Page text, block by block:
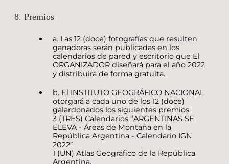
8. Premios
a. Las 12 (doce) fotografías que resulten
ganadoras serán publicadas en los
calendarios de pared y escritorio que El
ORGANIZADOR diseñará para el año 2022
y distribuirá de forma gratuita.
b. El INSTITUTO GEOGRÁFICO NACIONAL
otorgará a cada uno de los 12 (doce)
galardonados los siguientes premios:
3 (TRES) Calendarios “ARGENTINAS SE
ELEVA - Áreas de Montaña en la
República Argentina - Calendario IGN
2022”
1 (UN) Atlas Geográfico de la República
Argentina.